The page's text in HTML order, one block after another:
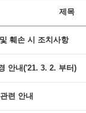
제목
훼손 시 조치사항
안내('21. 3. 2. 부터)
련 안내